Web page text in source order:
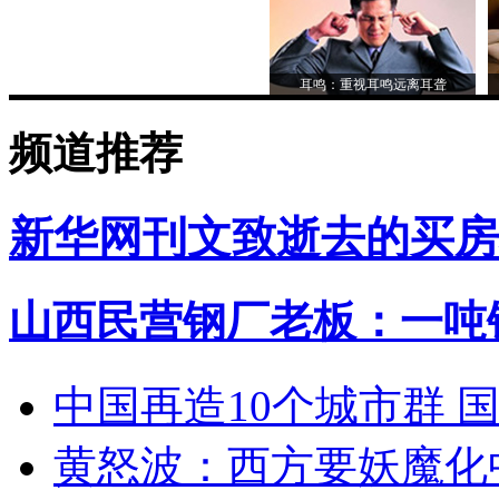
耳鸣：重视耳鸣远离耳聋
频道推荐
新华网刊文致逝去的买
山西民营钢厂老板：一
中国再造10个城市群
黄怒波：西方要妖魔